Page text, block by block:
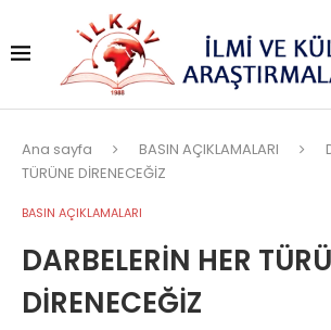
Ana sayfa BASIN AÇIKLAMALARI
TÜRÜNE DİRENECEĞİZ
BASIN AÇIKLAMALARI
DARBELERİN HER
DİRENECEĞİZ